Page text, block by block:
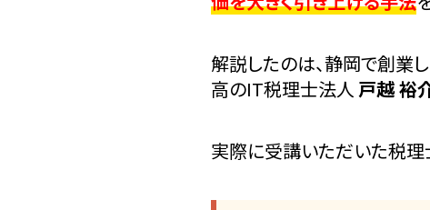
解説したのは、静岡で創業
高のIT税理士法人戸越 裕
実際に受講いただいた税理